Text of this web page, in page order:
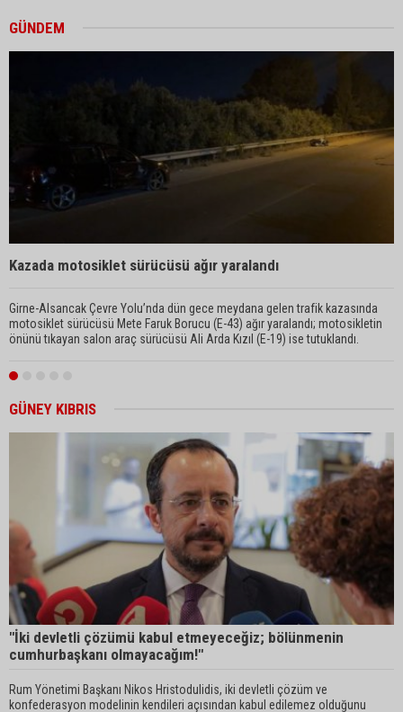
GÜNDEM
Kazada motosiklet sürücüsü ağır yaralandı
Girne-Alsancak Çevre Yolu’nda dün gece meydana gelen trafik kazasında
motosiklet sürücüsü Mete Faruk Borucu (E-43) ağır yaralandı; motosikletin
önünü tıkayan salon araç sürücüsü Ali Arda Kızıl (E-19) ise tutuklandı.
GÜNEY KIBRIS
"İki devletli çözümü kabul etmeyeceğiz; bölünmenin
cumhurbaşkanı olmayacağım!"
Rum Yönetimi Başkanı Nikos Hristodulidis, iki devletli çözüm ve
konfederasyon modelinin kendileri açısından kabul edilemez olduğunu